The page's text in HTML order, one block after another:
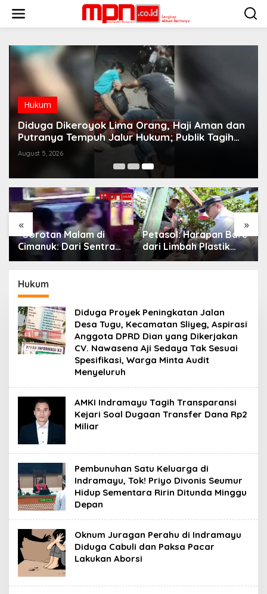
i
Hukum
Diduga Dikeroyok Lima Orang, Haji Aman dan
Putranya Tempuh Jalur Hukum; Publik Tagih
Ketegasan Polres Indramayu, Jangan Biarkan
Keadilan Dipertanyakan
August 5, 2026
« »
“Sorotan Malam di
Cimanuk: Dari Sentra
Kuliner ke Deretan
Remang”
Petasol: Harapan Baru
dari Limbah Plastik
untuk Energi Nelayan
Hukum
Diduga Proyek Peningkatan Jalan
Desa Tugu, Kecamatan Sliyeg, Aspirasi
Anggota DPRD Dian yang Dikerjakan
CV. Nawasena Aji Sedaya Tak Sesuai
Spesifikasi, Warga Minta Audit
Menyeluruh
AMKI Indramayu Tagih Transparansi
Kejari Soal Dugaan Transfer Dana Rp2
Miliar
Pembunuhan Satu Keluarga di
Indramayu, Tok! Priyo Divonis Seumur
Hidup Sementara Ririn Ditunda Minggu
Depan
Oknum Juragan Perahu di Indramayu
Diduga Cabuli dan Paksa Pacar
Lakukan Aborsi